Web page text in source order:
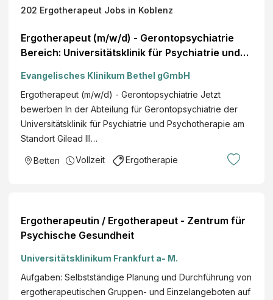
202 Ergotherapeut Jobs in Koblenz
Ergotherapeut (m/w/d) - Gerontopsychiatrie
Bereich: Universitätsklinik für Psychiatrie und
Therapeutische Berufe
Evangelisches Klinikum Bethel gGmbH
Ergotherapeut (m/w/d) - Gerontopsychiatrie Jetzt
bewerben In der Abteilung für Gerontopsychiatrie der
Universitätsklinik für Psychiatrie und Psychotherapie am
Standort Gilead III…
Betten Vollzeit Ergotherapie
Ergotherapeutin / Ergotherapeut - Zentrum für
Psychische Gesundheit
Universitätsklinikum Frankfurt a- M.
Aufgaben: Selbstständige Planung und Durchführung von
ergotherapeutischen Gruppen- und Einzelangeboten auf